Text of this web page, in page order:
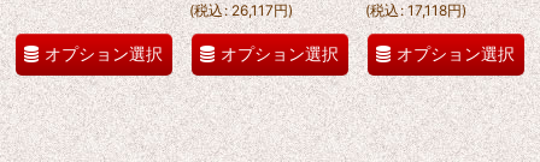
オプション選択
(税込: 26,117円)
オプション選択
(税込: 17,118円)
オプション選択